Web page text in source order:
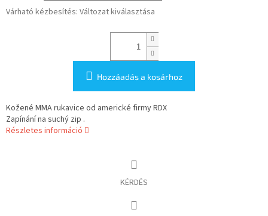
Várható kézbesítés: Változat kiválasztása
Hozzáadás a kosárhoz
Kožené MMA rukavice od americké firmy RDX
Zapínání na suchý zip .
Részletes információ
KÉRDÉS